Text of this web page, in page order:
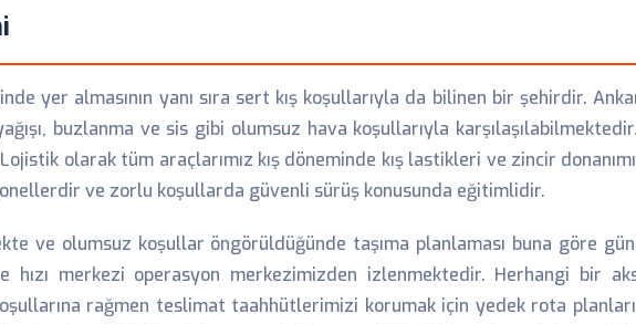
yer almasının yanı sıra sert kış koşullarıyla da bilinen bir şehirdir.
buzlanma ve sis gibi olumsuz hava koşullarıyla
olarak tüm araçlarımız kış döneminde kış lastikleri ve zincir
ve zorlu koşullarda güvenli sürüş konusunda eğitimlidir.
ve olumsuz koşullar öngörüldüğünde taşıma planlaması buna göre
hızı merkezi operasyon merkezimizden izlenmektedir. Herhangi bir
rağmen teslimat taahhütlerimizi korumak için yedek rota